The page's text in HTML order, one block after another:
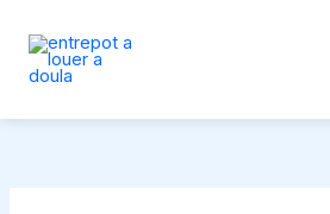
contenu